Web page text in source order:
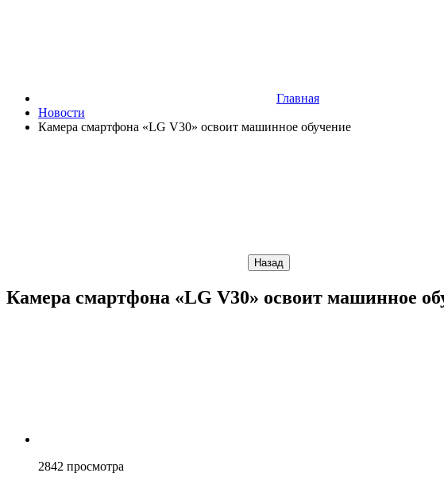
Главная
Новости
Камера смартфона «LG V30» освоит машинное обучение
Назад
Камера смартфона «LG V30» освоит машинное
2842 просмотра